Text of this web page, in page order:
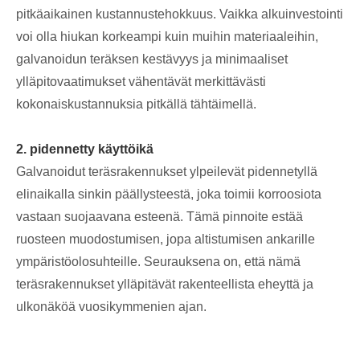
pitkäaikainen kustannustehokkuus. Vaikka alkuinvestointi
voi olla hiukan korkeampi kuin muihin materiaaleihin,
galvanoidun teräksen kestävyys ja minimaaliset
ylläpitovaatimukset vähentävät merkittävästi
kokonaiskustannuksia pitkällä tähtäimellä.
2. pidennetty käyttöikä
Galvanoidut teräsrakennukset ylpeilevät pidennetyllä
elinaikalla sinkin päällysteestä, joka toimii korroosiota
vastaan ​​suojaavana esteenä. Tämä pinnoite estää
ruosteen muodostumisen, jopa altistumisen ankarille
ympäristöolosuhteille. Seurauksena on, että nämä
teräsrakennukset ylläpitävät rakenteellista eheyttä ja
ulkonäköä vuosikymmenien ajan.